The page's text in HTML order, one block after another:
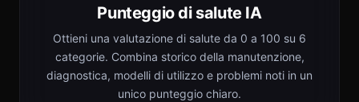
Punteggio di salute IA
Ottieni una valutazione di salute da 0 a 100 su 6
categorie. Combina storico della manutenzione,
diagnostica, modelli di utilizzo e problemi noti in un
unico punteggio chiaro.